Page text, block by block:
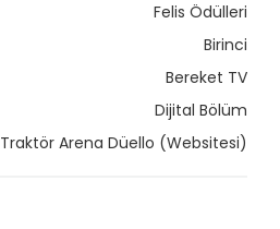
Felis Ödülleri
Birinci
Bereket TV
Dijital Bölüm
Traktör Arena Düello (Websitesi)